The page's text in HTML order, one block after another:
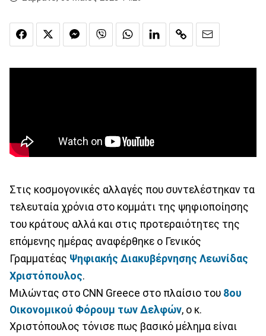
Στις κοσμογονικές αλλαγές που συντελέστηκαν τα
τελευταία χρόνια στο κομμάτι της ψηφιοποίησης
του κράτους αλλά και στις προτεραιότητες της
επόμενης ημέρας αναφέρθηκε ο Γενικός
Γραμματέας Ψηφιακής Διακυβέρνησης Λεωνίδας
Χριστόπουλος.
Μιλώντας στο CNN Greece στο πλαίσιο του 8ου
Οικονομικού Φόρουμ των Δελφών, ο κ.
Χριστόπουλος τόνισε πως βασικό μέλημα είναι